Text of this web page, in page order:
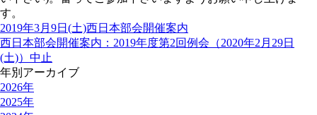
す。
2019年3月9日(土)西日本部会開催案内
西日本部会開催案内：2019年度第2回例会（2020年2月29日
(土)）中止
年別アーカイブ
2026年
2025年